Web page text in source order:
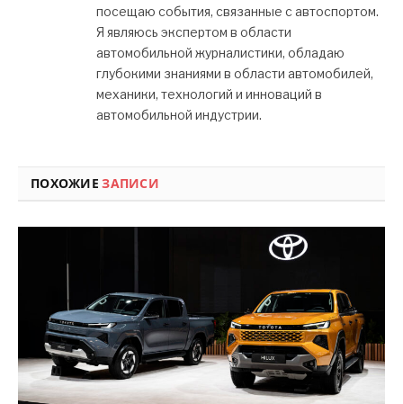
посещаю события, связанные с автоспортом.
Я являюсь экспертом в области
автомобильной журналистики, обладаю
глубокими знаниями в области автомобилей,
механики, технологий и инноваций в
автомобильной индустрии.
ПОХОЖИЕЗАПИСИ